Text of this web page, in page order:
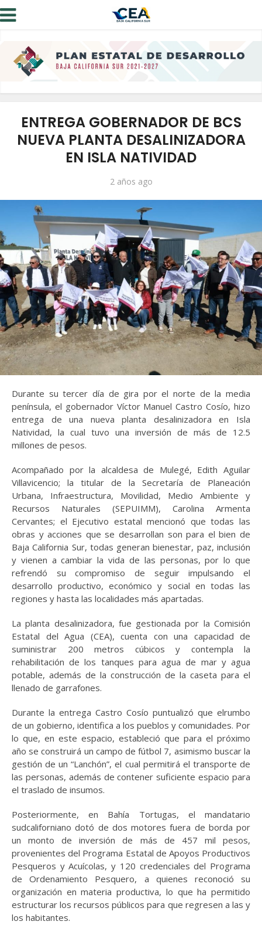
ENTREGA GOBERNADOR DE BCS
NUEVA PLANTA DESALINIZADORA
EN ISLA NATIVIDAD
2 años ago
Durante su tercer día de gira por el norte de la media
península, el gobernador Víctor Manuel Castro Cosío, hizo
entrega de una nueva planta desalinizadora en Isla
Natividad, la cual tuvo una inversión de más de 12.5
millones de pesos.
Acompañado por la alcaldesa de Mulegé, Edith Aguilar
Villavicencio; la titular de la Secretaría de Planeación
Urbana, Infraestructura, Movilidad, Medio Ambiente y
Recursos Naturales (SEPUIMM), Carolina Armenta
Cervantes; el Ejecutivo estatal mencionó que todas las
obras y acciones que se desarrollan son para el bien de
Baja California Sur, todas generan bienestar, paz, inclusión
y vienen a cambiar la vida de las personas, por lo que
refrendó su compromiso de seguir impulsando el
desarrollo productivo, económico y social en todas las
regiones y hasta las localidades más apartadas.
La planta desalinizadora, fue gestionada por la Comisión
Estatal del Agua (CEA), cuenta con una capacidad de
suministrar 200 metros cúbicos y contempla la
rehabilitación de los tanques para agua de mar y agua
potable, además de la construcción de la caseta para el
llenado de garrafones.
Durante la entrega Castro Cosío puntualizó que elrumbo
de un gobierno, identifica a los pueblos y comunidades. Por
lo que, en este espacio, estableció que para el próximo
año se construirá un campo de fútbol 7, asimismo buscar la
gestión de un “Lanchón”, el cual permitirá el transporte de
las personas, además de contener suficiente espacio para
el traslado de insumos.
Posteriormente, en Bahía Tortugas, el mandatario
sudcaliforniano dotó de dos motores fuera de borda por
un monto de inversión de más de 457 mil pesos,
provenientes del Programa Estatal de Apoyos Productivos
Pesqueros y Acuícolas, y 120 credenciales del Programa
de Ordenamiento Pesquero, a quienes reconoció su
organización en materia productiva, lo que ha permitido
estructurar los recursos públicos para que regresen a las y
los habitantes.